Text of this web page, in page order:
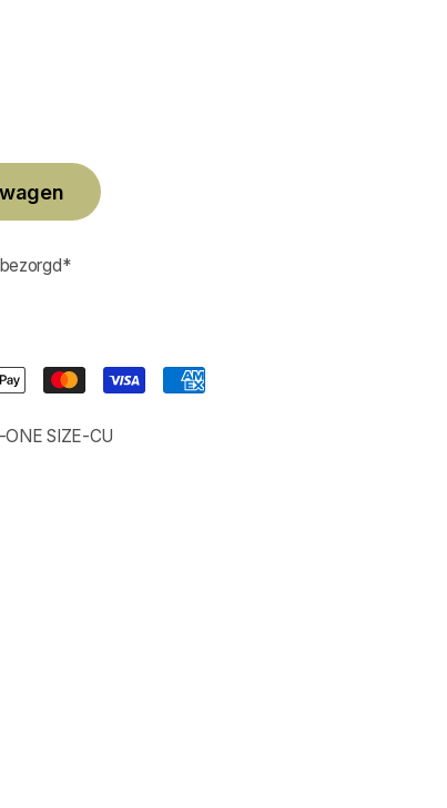
bezorgd*
SIZE-CU